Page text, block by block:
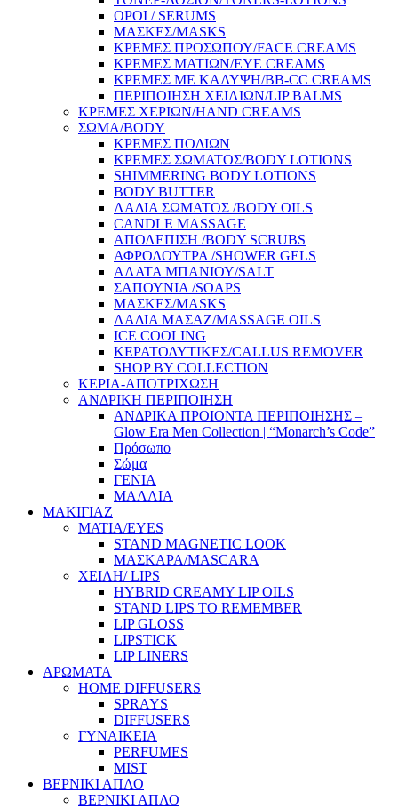
ΟΡΟΙ / SERUMS
ΜΑΣΚΕΣ/MASKS
ΚΡΕΜΕΣ ΠΡΟΣΩΠΟΥ/FACE CREAMS
ΚΡΕΜΕΣ ΜΑΤΙΩΝ/EYE CREAMS
ΚΡΕΜΕΣ ΜΕ ΚΑΛΥΨΗ/BB-CC CREAMS
ΠΕΡΙΠΟΙΗΣΗ ΧΕΙΛΙΩΝ/LIP BALMS
ΚΡΕΜΕΣ ΧΕΡΙΩΝ/HAND CREAMS
ΣΩΜΑ/BODY
ΚΡΕΜΕΣ ΠΟΔΙΩΝ
ΚΡΕΜΕΣ ΣΩΜΑΤΟΣ/BODY LOTIONS
SHIMMERING BODY LOTIONS
BODY BUTTER
ΛΑΔΙΑ ΣΩΜΑΤΟΣ /BODY OILS
CANDLE MASSAGE
ΑΠΟΛΕΠΙΣΗ /BODY SCRUBS
ΑΦΡΟΛΟΥΤΡΑ /SHOWER GELS
ΑΛΑΤΑ ΜΠΑΝΙΟΥ/SALT
ΣΑΠΟΥΝΙΑ /SOAPS
ΜΑΣΚΕΣ/MASKS
ΛΑΔΙΑ ΜΑΣΑΖ/MASSAGE OILS
ICE COOLING
ΚΕΡΑΤΟΛΥΤΙΚΕΣ/CALLUS REMOVER
SHOP BY COLLECTION
ΚΕΡΙΑ-ΑΠΟΤΡΙΧΩΣΗ
ΑΝΔΡΙΚΗ ΠΕΡΙΠΟΙΗΣΗ
ΑΝΔΡΙΚΑ ΠΡΟΙΟΝΤΑ ΠΕΡΙΠΟΙΗΣΗΣ –
Glow Era Men Collection | “Monarch’s Code”
Πρόσωπο
Σώμα
ΓΕΝΙΑ
ΜΑΛΛΙΑ
ΜΑΚΙΓΙΑΖ
ΜΑΤΙΑ/EYES
STAND MAGNETIC LOOK
ΜΑΣΚΑΡΑ/MASCARA
ΧΕΙΛΗ/ LIPS
HYBRID CREAMY LIP OILS
STAND LIPS TO REMEMBER
LIP GLOSS
LIPSTICK
LIP LINERS
ΑΡΩΜΑΤΑ
HOME DIFFUSERS
SPRAYS
DIFFUSERS
ΓΥΝΑΙΚΕΙΑ
PERFUMES
MIST
ΒΕΡΝΙΚΙ ΑΠΛΟ
ΒΕΡΝΙΚΙ ΑΠΛΟ